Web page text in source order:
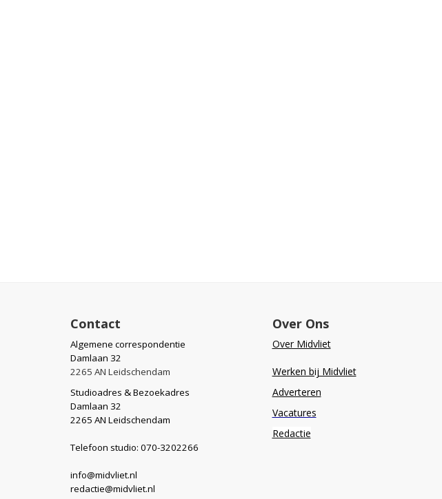
Contact
Algemene correspondentie
Damlaan 32
2265 AN Leidschendam
Studioadres & Bezoekadres
Damlaan 32
2265 AN Leidschendam
Telefoon studio: 070-3202266
info@midvliet.nl
redactie@midvliet.nl
Over Ons
Over Midvliet
Werken bij Midvliet
Adverteren
Vacatures
Redactie